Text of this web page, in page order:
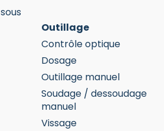
Outillage
Contrôle optique
Dosage
Outillage manuel
Soudage / dessoudage
manuel
Vissage